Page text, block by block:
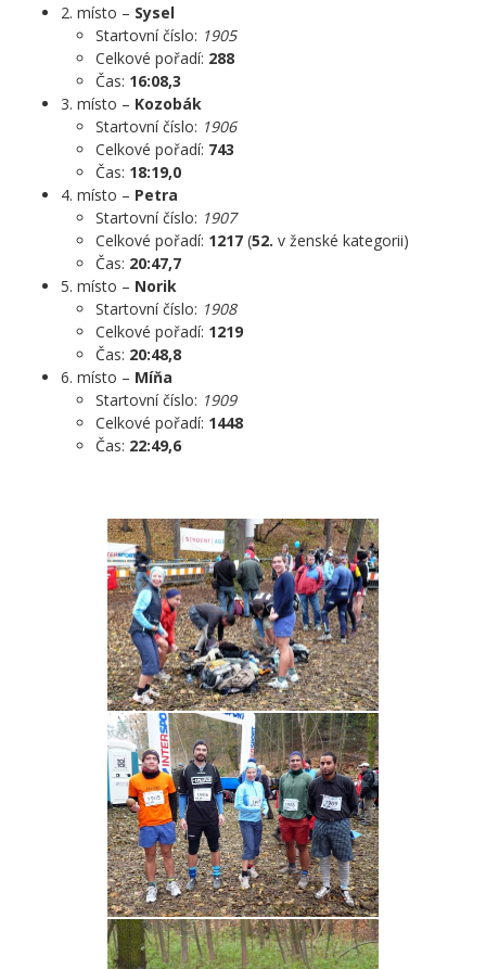
2. místo – Sysel
Startovní číslo: 1905
Celkové pořadí: 288
Čas: 16:08,3
3. místo – Kozobák
Startovní číslo: 1906
Celkové pořadí: 743
Čas: 18:19,0
4. místo – Petra
Startovní číslo: 1907
Celkové pořadí: 1217 (52. v ženské kategorii)
Čas: 20:47,7
5. místo – Norik
Startovní číslo: 1908
Celkové pořadí: 1219
Čas: 20:48,8
6. místo – Míňa
Startovní číslo: 1909
Celkové pořadí: 1448
Čas: 22:49,6